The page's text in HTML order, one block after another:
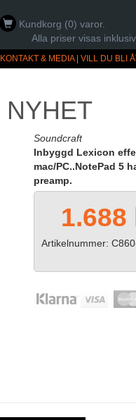
Kundkorg (0) varor.
Alla priser visas
KONTAKT & MEDIA| VILL DU BLI
NYHET
Soundcraft
Inbyggd Lexicon
mac/PC..NotePad 5
preamp.
1.688
Artikelnummer: